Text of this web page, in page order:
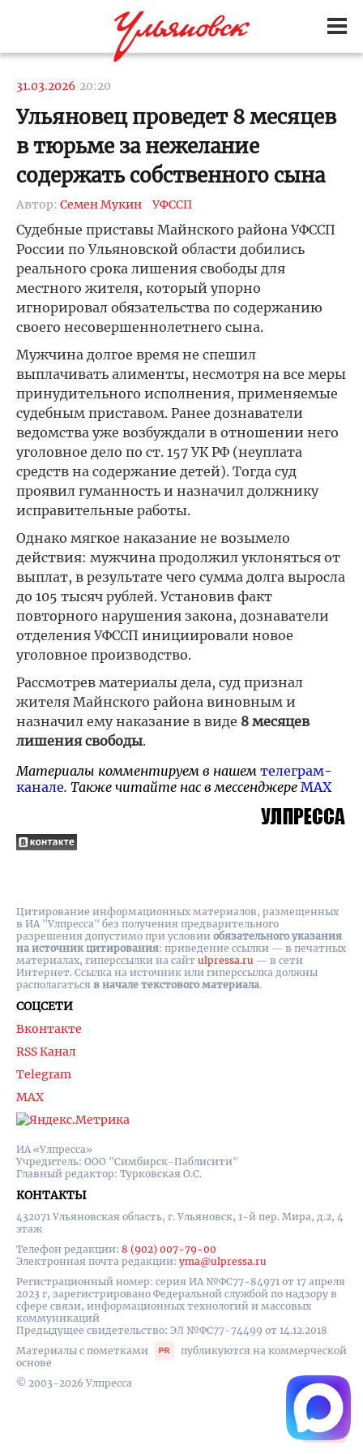
31.03.2026 20:20
Ульяновец проведет 8 месяцев
в тюрьме за нежелание
содержать собственного сына
Автор: Семен Мукин УФССП
Судебные приставы Майнского района УФССП
России по Ульяновской области добились
реального срока лишения свободы для
местного жителя, который упорно
игнорировал обязательства по содержанию
своего несовершеннолетнего сына.
Мужчина долгое время не спешил
выплачивать алименты, несмотря на все меры
принудительного исполнения, применяемые
судебным приставом. Ранее дознаватели
ведомства уже возбуждали в отношении него
уголовное дело по ст. 157 УК РФ (неуплата
средств на содержание детей). Тогда суд
проявил гуманность и назначил должнику
исправительные работы.
Однако мягкое наказание не возымело
действия: мужчина продолжил уклоняться от
выплат, в результате чего сумма долга выросла
до 105 тысяч рублей. Установив факт
повторного нарушения закона, дознаватели
отделения УФССП инициировали новое
уголовное производство.
Рассмотрев материалы дела, суд признал
жителя Майнского района виновным и
назначил ему наказание в виде 8 месяцев
лишения свободы.
Материалы комментируем в нашем телеграм-
канале. Также читайте нас в мессенджере MAX
ИА «Улпресса»
Учредитель: ООО "Симбирск-Паблисити"
Главный редактор: Турковская О.С.
КОНТАКТЫ
432071 Ульяновская область, г. Ульяновск, 1-й пер. Мира, д.2, 4
этаж
Телефон редакции: 8 (902) 007-79-00
Электронная почта редакции: yma@ulpressa.ru
Регистрационный номер: серия ИА №ФС77-84971 от 17 апреля
2023 г, зарегистрировано Федеральной службой по надзору в
сфере связи, информационных технологий и массовых
коммуникаций
Предыдущее свидетельство: ЭЛ №ФС77-74499 от 14.12.2018
Материалы с пометками
публикуются на коммерческой
основе
© 2003-2026 Улпресса
СОЦСЕТИ
Вконтакте
RSS Канал
Telegram
MAX
Цитирование информационных материалов, размещенных
в ИА "Улпресса" без получения предварительного
разрешения допустимо при условии обязательного указания
на источник цитирования: приведение ссылки — в печатных
материалах, гиперссылки на cайт ulpressa.ru — в сети
Интернет. Ссылка на источник или гиперссылка должны
располагаться в начале текстового материала.